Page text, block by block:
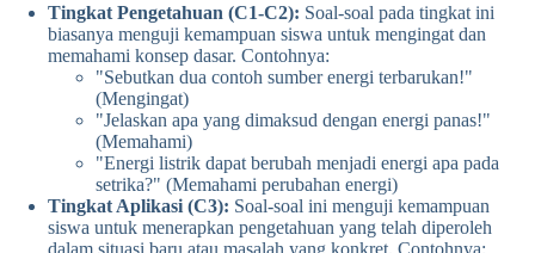
Tingkat Pengetahuan (C1-C2): Soal-soal pada tingkat ini
biasanya menguji kemampuan siswa untuk mengingat dan
memahami konsep dasar. Contohnya:
"Sebutkan dua contoh sumber energi terbarukan!"
(Mengingat)
"Jelaskan apa yang dimaksud dengan energi panas!"
(Memahami)
"Energi listrik dapat berubah menjadi energi apa pada
setrika?" (Memahami perubahan energi)
Tingkat Aplikasi (C3): Soal-soal ini menguji kemampuan
siswa untuk menerapkan pengetahuan yang telah diperoleh
dalam situasi baru atau masalah yang konkret. Contohnya: